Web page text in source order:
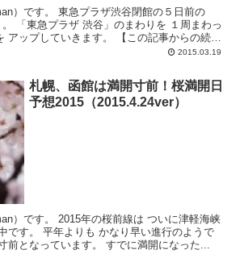
ザ渋谷閉館の５日前の
わっ
いきます。 【この記事からの続
2015.03.19
札幌、函館は満開寸前！桜満開日
予想2015（2015.4.24ver）
前線は ついに津軽海峡
早い進行のようで
函館や札幌では 満開寸前となっています。 すでに満開になった...